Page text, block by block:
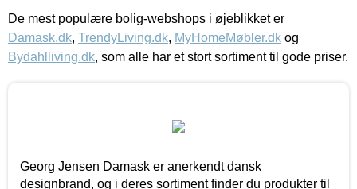
De mest populære bolig-webshops i øjeblikket er
Damask.dk, TrendyLiving.dk, MyHomeMøbler.dk og
Bydahlliving.dk, som alle har et stort sortiment til gode priser.
Georg Jensen Damask er anerkendt dansk
designbrand, og i deres sortiment finder du produkter til